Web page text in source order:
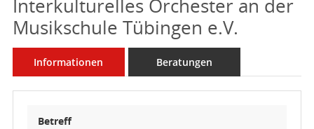
Interkulturelles Orchester an der
Musikschule Tübingen e.V.
Informationen Beratungen
Betreff